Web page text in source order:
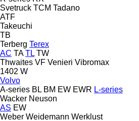
Svetruck TCM Tadano
ATF
Takeuchi
TB
Terberg Terex
AC TA TL TW
Thwaites VF Venieri Vibromax
1402 W
Volvo
A-series BL BM EW EWR L-series
Wacker Neuson
AS EW
Weber Weidemann Werklust